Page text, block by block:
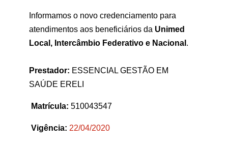
Informamos o novo credenciamento para
atendimentos aos beneficiários da Unimed
Local, Intercâmbio Federativo e Nacional .
Prestador: ESSENCIAL GESTÃO EM
SAÚDE ERELI
Matrícula: 510043547
Vigência: 22/04/2020